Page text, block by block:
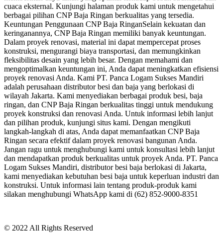
cuaca eksternal. Kunjungi halaman produk kami untuk mengetahui
berbagai pilihan CNP Baja Ringan berkualitas yang tersedia.
Keuntungan Penggunaan CNP Baja RinganSelain kekuatan dan
keringanannya, CNP Baja Ringan memiliki banyak keuntungan.
Dalam proyek renovasi, material ini dapat mempercepat proses
konstruksi, mengurangi biaya transportasi, dan memungkinkan
fleksibilitas desain yang lebih besar. Dengan memahami dan
mengoptimalkan keuntungan ini, Anda dapat meningkatkan efisiensi
proyek renovasi Anda. Kami PT. Panca Logam Sukses Mandiri
adalah perusahaan distributor besi dan baja yang berlokasi di
wilayah Jakarta. Kami menyediakan berbagai produk besi, baja
ringan, dan CNP Baja Ringan berkualitas tinggi untuk mendukung
proyek konstruksi dan renovasi Anda. Untuk informasi lebih lanjut
dan pilihan produk, kunjungi situs kami. Dengan mengikuti
langkah-langkah di atas, Anda dapat memanfaatkan CNP Baja
Ringan secara efektif dalam proyek renovasi bangunan Anda.
Jangan ragu untuk menghubungi kami untuk konsultasi lebih lanjut
dan mendapatkan produk berkualitas untuk proyek Anda. PT. Panca
Logam Sukses Mandiri, distributor besi baja berlokasi di Jakarta,
kami menyediakan kebutuhan besi baja untuk keperluan industri dan
konstruksi. Untuk informasi lain tentang produk-produk kami
silakan menghubungi WhatsApp kami di (62) 852-9000-8351
© 2022 All Rights Reserved